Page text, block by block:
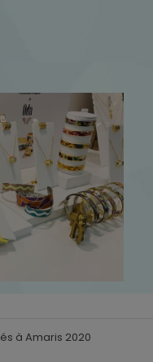
à Amaris 2020